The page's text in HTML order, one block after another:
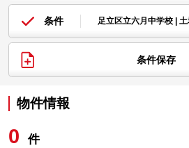
条件 足立区立六月中学校 |
条件保存
物件情報
0 件